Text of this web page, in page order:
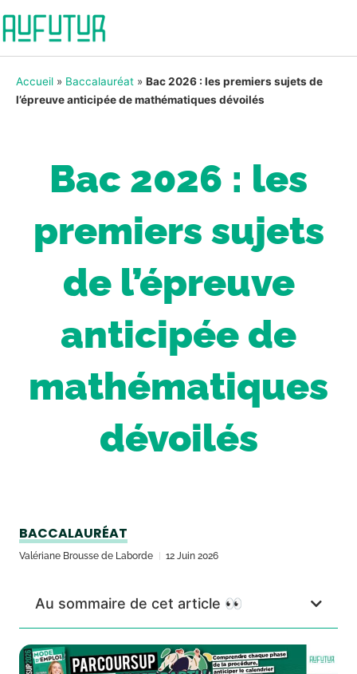
Accueil » Baccalauréat » Bac 2026 : les premiers sujets de
l’épreuve anticipée de mathématiques dévoilés
Bac 2026 : les
premiers sujets
de l’épreuve
anticipée de
mathématiques
dévoilés
BACCALAURÉAT
Valériane Brousse de Laborde 12 Juin 2026
Au sommaire de cet article 👀